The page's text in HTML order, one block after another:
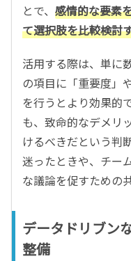
とで、 感情的な要素
て選択肢を比較検討
活用する際は、単に
の項目に「重要度」
を行うとより効果的
も、致命的なデメリ
けるべきだという判
迷ったときや、チー
な議論を促すための
データドリブン
整備